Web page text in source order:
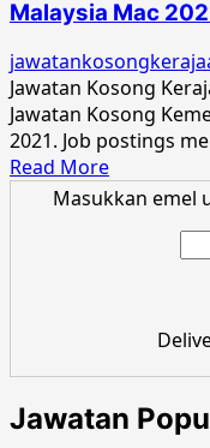
Malaysia Mac
Jawatan Kosong
Jawatan Kosong
2021. Job postings
Read MoreRead
more
Malaysia
Mac
2021
Masukkan emel
Jawatan